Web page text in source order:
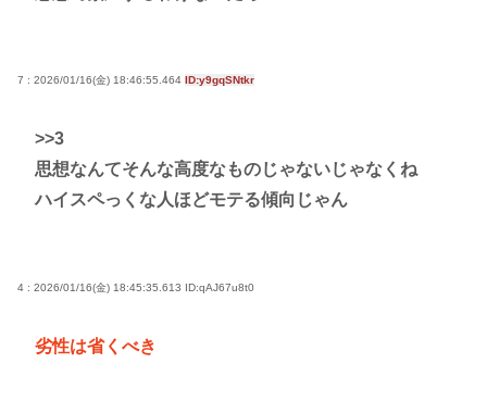
7 : 2026/01/16(金) 18:46:55.464 ID:y9gqSNtkr
>>3
思想なんてそんな高度なものじゃないじゃなくね
ハイスペっくな人ほどモテる傾向じゃん
4 : 2026/01/16(金) 18:45:35.613 ID:qAJ67u8t0
劣性は省くべき